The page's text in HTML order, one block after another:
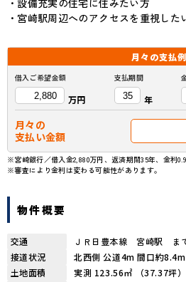
・設備充実の住宅に住みたい方
・宮崎駅周辺へのアクセスを重視した
月々の支払例
借入ご希望金額
万円
支払期間
年
月々の
支払い金額
※宮崎銀行／借入金2,880万円、返済期間35年、金利
※審査により金利は変わる可能性があります。
物件概要
交通
ＪＲ日豊本線 宮崎駅 ま
接道状況
北西側 公道4m 間口約8.4m
土地面積
実測 123.56㎡ （37.37坪）